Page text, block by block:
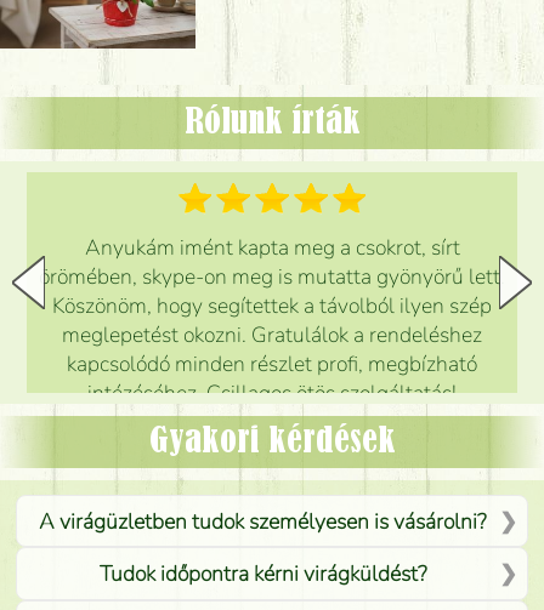
Rólunk írták
Anyukám imént kapta meg a csokrot, sírt
örömében, skype-on meg is mutatta gyönyörű lett.
Köszönöm, hogy segítettek a távolból ilyen szép
meglepetést okozni. Gratulálok a rendeléshez
kapcsolódó minden részlet profi, megbízható
intézéséhez. Csillagos ötös szolgáltatás!
Mónika
Gyakori kérdések
A virágüzletben tudok személyesen is vásárolni?
Tudok időpontra kérni virágküldést?